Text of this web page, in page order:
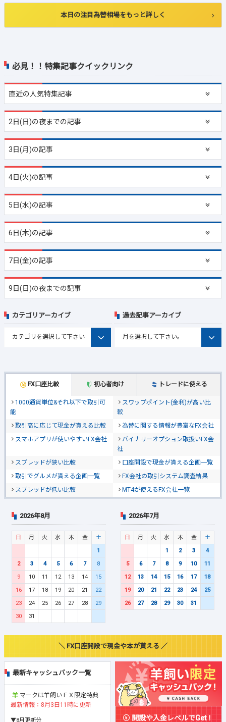
必見！！特集記事クイックリンク
直近の人気特集記事
2日(日)の夜までの記事
3日(月)の記事
4日(火)の記事
5日(水)の記事
6日(木)の記事
7日(金)の記事
9日(日)の夜までの記事
本日の注目為替相場をもっと詳しく
FX口座比較 初心者向け トレードに使える
1000通貨単位&それ以下で取引可
能
スワップポイント(金利)が高い比
較
取引高に応じて現金が貰える比較
為替に関する情報が豊富なFX会社
スマホアプリが使いやすいFX会社
バイナリーオプション取扱いFX会
社
スプレッドが狭い比較
口座開設で現金が貰える企画一覧
取引でグルメが貰える企画一覧
FX会社の取引システム調査結果
スプレッドが低い比較
MT4が使えるFX会社一覧
カテゴリアーカイブ 過去記事アーカイブ
2026年8月
日 月 火 水 木 金
土
1
2
3 4 5 6 7
8
9
10 11 12 13 14
15
16
17 18 19 20 21
22
23
24 25 26 27 28
29
30
31
2026年7月
日 月 火 水 木 金
土
1
2 3
4
5
6 7 8 9 10
11
12
13 14 15 16 17
18
19
20 21 22 23 24
25
26
27 28 29 30 31
＼ FX口座開設で現金や本が貰える ／
最新キャッシュバック一覧
マークは羊飼いＦＸ限定特典
最新情報：8月3日11時に更新
▼8月更新分
開設や入金レベルでGet！